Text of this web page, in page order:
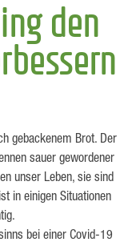
den
gebackenem Brot. Der
sauer gewordener
unser Leben, sie sind
in einigen Situationen
bei einer Covid-19